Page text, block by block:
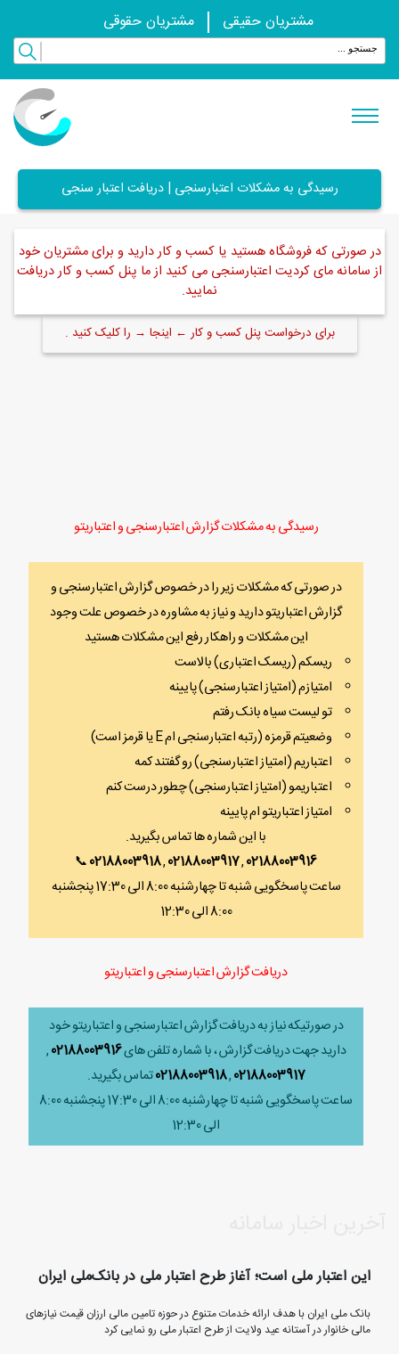
مشتریان حقیقی مشتریان حقوقی
رسیدگی به مشکلات اعتبارسنجی | دریافت اعتبار سنجی
در صورتی که فروشگاه هستید یا کسب و کار دارید و برای مشتریان خود
از سامانه مای کردیت اعتبارسنجی می کنید از ما پنل کسب و کار دریافت
نمایید.
برای درخواست پنل کسب و کار ← اینجا → را کلیک کنید .
رسیدگی به مشکلات گزارش اعتبارسنجی و اعتباریتو
در صورتی که مشکلات زیر را در خصوص گزارش اعتبارسنجی و
گزارش اعتباریتو دارید و نیاز به مشاوره در خصوص علت وجود
این مشکلات و راهکار رفع این مشکلات هستید
ریسکم (ریسک اعتباری) بالاست
امتیازم (امتیاز اعتبارسنجی) پایینه
تو لیست سیاه بانک رفتم
وضعیتم قرمزه (رتبه اعتبارسنجی ام E یا قرمز است)
اعتباریم (امتیاز اعتبارسنجی) رو گفتند کمه
اعتباریمو (امتیاز اعتبارسنجی) چطور درست کنم
امتیاز اعتباریتو ام پایینه
با این شماره ها تماس بگیرید.
02188003916
,
02188003917
,
02188003918
📞
ساعت پاسخگویی شنبه تا چهارشنبه 8:00 الی 17:30 پنجشنبه
8:00 الی 12:30
دریافت گزارش اعتبارسنجی و اعتباریتو
در صورتیکه نیاز به دریافت گزارش اعتبارسنجی و اعتباریتو خود
دارید جهت دریافت گزارش ، با شماره تلفن های02188003916
,
02188003917
,
02188003918تماس بگیرید.
ساعت پاسخگویی شنبه تا چهارشنبه 8:00 الی 17:30 پنجشنبه 8:00
الی 12:30
این اعتبار ملی است؛ آغاز طرح اعتبار ملی در بانک‌ملی ایران
بانک ملی ایران با هدف ارائه خدمات متنوع در حوزه تامین مالی ارزان قیمت نیازهای
مالی خانوار در آستانه عید ولایت از طرح اعتبار ملی رو نمایی کرد